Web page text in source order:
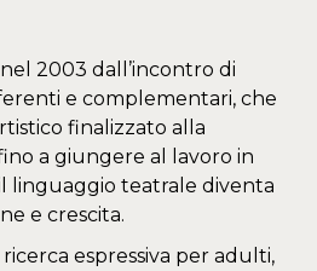
2003 dall’incontro di
e complementari, che
finalizzato alla
a giungere al lavoro in
linguaggio teatrale diventa
e crescita.
espressiva per adulti,